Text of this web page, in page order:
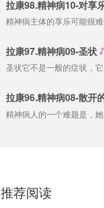
拉康98.精神病10-对享
拉康97.精神病09-圣状
拉康96.精神病08-散开
推荐阅读